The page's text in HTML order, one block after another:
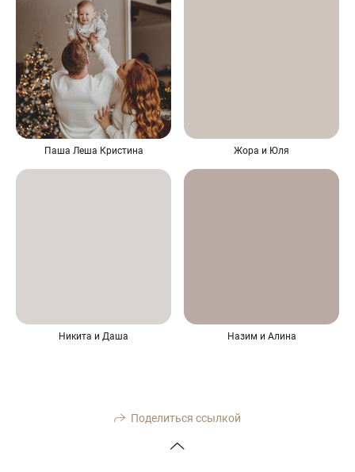
Паша Леша Кристина Жора и Юля
Никита и Даша Назим и Алина
Поделиться ссылкой